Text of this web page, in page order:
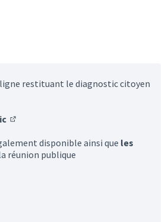
restituant le diagnostic citoyen
disponible ainsi que les
réunion publique